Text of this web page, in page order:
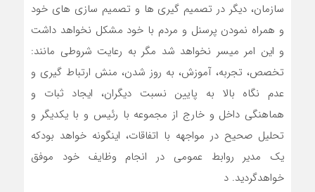
سازمان، دیگر در تصمیم گیری ها و تصمیم سازی های خود
و همراه نمودن پرسنل و مردم با خود مشکل نخواهد داشت
و این امر میسر نخواهد شد مگر به رعایت شروطی مانند:
تخصص، تجربه، آموزش، به روز شدن، منش ارتباط گیری و
عدم نگاه بالا به پایین نسبت دیگران، ایجاد ثبات و
هماهنگی داخل و خارج از مجموعه با رئیس و با یکدیگر و
تحلیل صحیح در مواجهه با اتفاقات، اینگونه خواهد بودکه
یک مدیر روابط عمومی در انجام وظایف خود موفق
خواهدگردید. د